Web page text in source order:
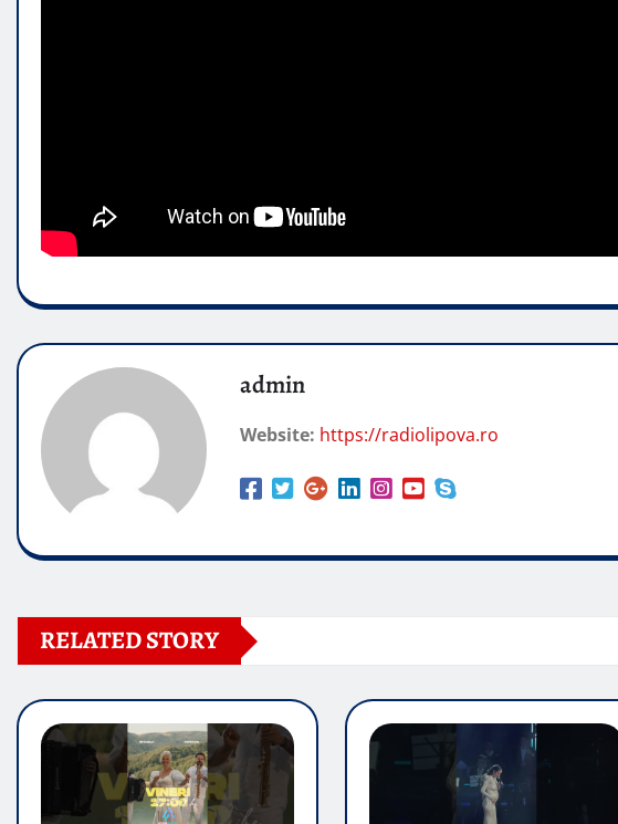
admin
Website: https://radiolipova.ro
RELATED STORY